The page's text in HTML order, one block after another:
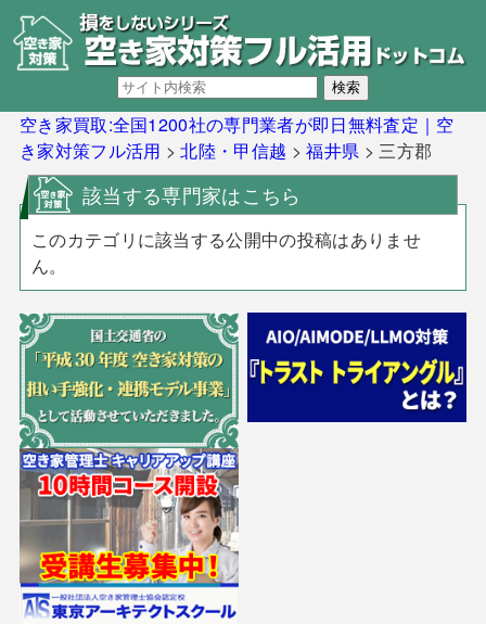
空き家買取:全国1200社の専門業者が即日無料査定｜空
き家対策フル活用 >北陸・甲信越 >福井県 >三方郡
該当する専門家はこちら
このカテゴリに該当する公開中の投稿はありませ
ん。